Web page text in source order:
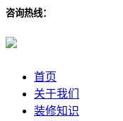
咨询热线：
首页
关于我们
装修知识